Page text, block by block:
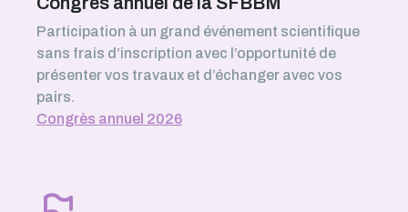
Participation à un grand événement scientifique
sans frais d’inscription avec l’opportunité de
présenter vos travaux et d’échanger avec vos
pairs.
Congrès annuel 2026